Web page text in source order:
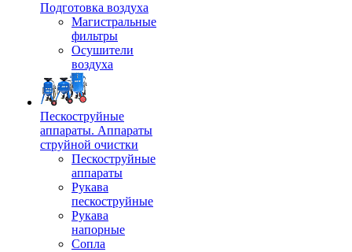
Подготовка воздуха
Магистральные
фильтры
Осушители
воздуха
Пескоструйные
аппараты. Аппараты
струйной очистки
Пескоструйные
аппараты
Рукава
пескоструйные
Рукава
напорные
Сопла